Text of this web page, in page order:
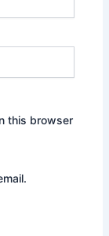
this browser